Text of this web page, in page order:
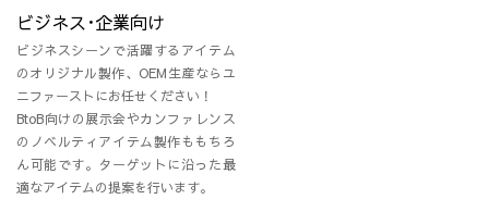
ビジネス･企業向け
ビジネスシーンで活躍するアイテム
のオリジナル製作、OEM生産ならユ
ニファーストにお任せください！
BtoB向けの展示会やカンファレンス
のノベルティアイテム製作ももちろ
ん可能です。ターゲットに沿った最
適なアイテムの提案を行います。